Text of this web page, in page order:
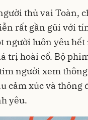
thủ vai Toàn,
rất gần gũi với
người luôn yêu
trị hoài cổ. Bộ
người xem
cảm xúc và thông
yêu.